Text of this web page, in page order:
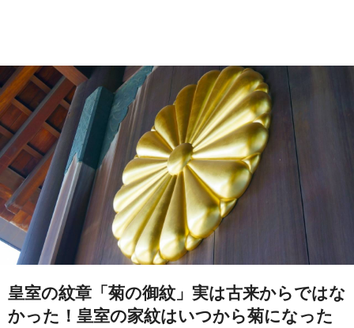
皇室の紋章「菊の御紋」実は古来からではな
かった！皇室の家紋はいつから菊になった